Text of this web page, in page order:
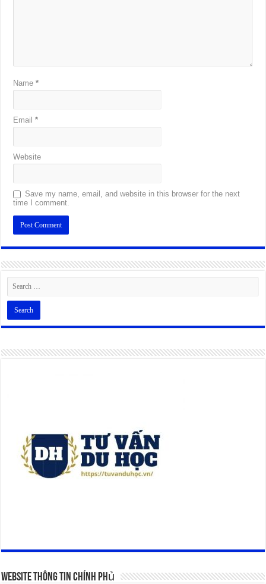
Name*
Email*
Website
Save my name, email, and website in this browser for the next
time I comment.
Alternative:
Website Thông Tin Chính Phủ